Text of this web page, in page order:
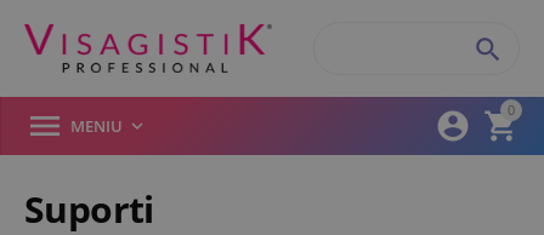
0



 MENIU 
Suporti